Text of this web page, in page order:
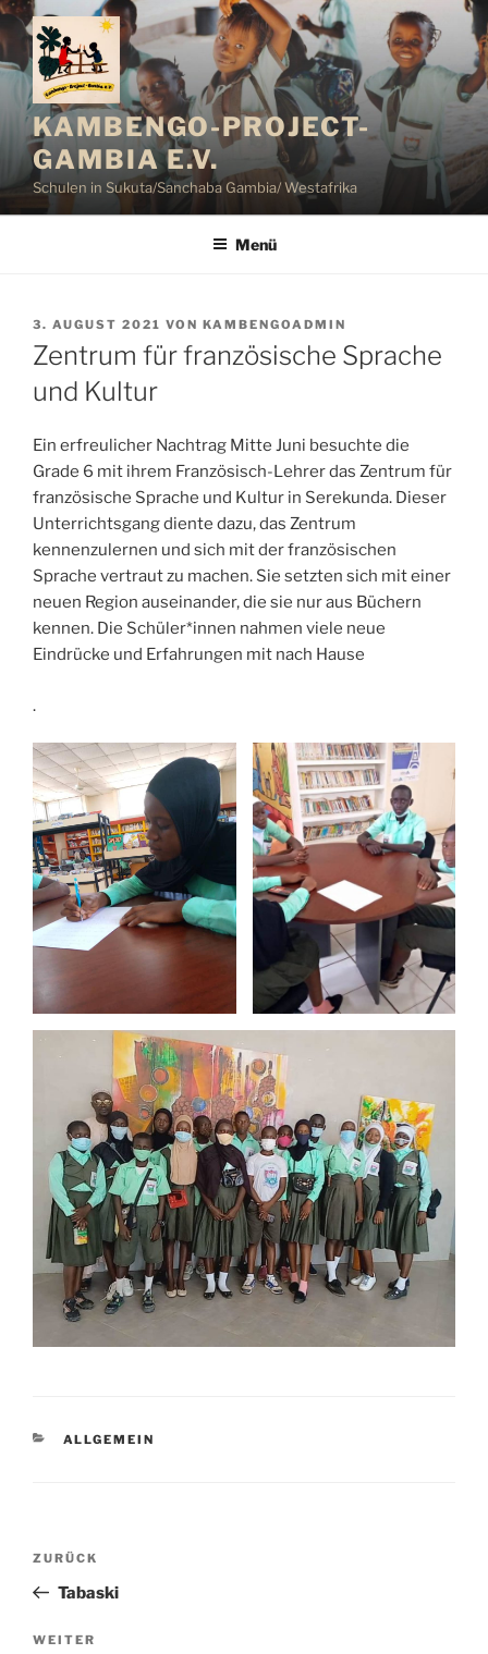
Zum
Inhalt
springen
KAMBENGO-PROJECT-
GAMBIA E.V.
Schulen in Sukuta/Sanchaba Gambia/ Westafrika
Menü
VERÖFFENTLICHT
AM
3. AUGUST 2021 VON KAMBENGOADMIN
Zentrum für französische Sprache
und Kultur
Ein erfreulicher Nachtrag Mitte Juni besuchte die
Grade 6 mit ihrem Französisch-Lehrer das Zentrum für
französische Sprache und Kultur in Serekunda. Dieser
Unterrichtsgang diente dazu, das Zentrum
kennenzulernen und sich mit der französischen
Sprache vertraut zu machen. Sie setzten sich mit einer
neuen Region auseinander, die sie nur aus Büchern
kennen. Die Schüler*innen nahmen viele neue
Eindrücke und Erfahrungen mit nach Hause
.
KATEGORIEN
ALLGEMEIN
Beitragsnavigation
Vorheriger
Beitrag
ZURÜCK
Tabaski
Nächster
WEITER